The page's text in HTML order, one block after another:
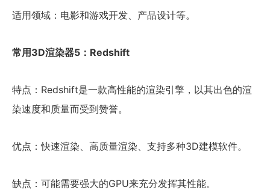
适用领域：电影和游戏开发、产品设计等。
常用3D渲染器5：Redshift
特点：Redshift是一款高性能的渲染引擎，以其出色的渲
染速度和质量而受到赞誉。
优点：快速渲染、高质量渲染、支持多种3D建模软件。
缺点：可能需要强大的GPU来充分发挥其性能。